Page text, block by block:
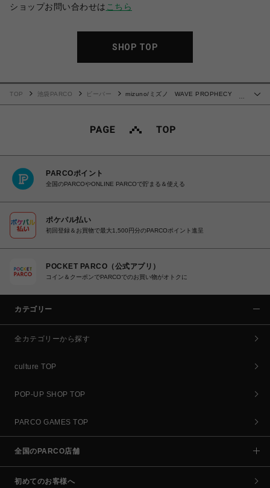
ショップお問い合わせは こちら
SHOP TOP
TOP 池袋PARCO ビーバー
mizuno/ミズノ WAVE PROPHECY
PARCOポイント
全国のPARCOやONLINE PARCOで貯まる＆使える
ポケパル払い
初回登録＆お買物で最大1,500円分のPARCOポイント進呈
POCKET PARCO（公式アプリ）
コイン＆クーポンでPARCOでのお買い物がオトクに
カテゴリー
全カテゴリーから探す
culture TOP
POP-UP SHOP TOP
PARCO GAMES TOP
全国のPARCO店舗
初めてのお客様へ